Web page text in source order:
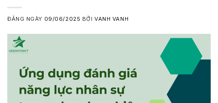
ĐĂNG NGÀY 09/06/2025 BỞIVANH VANH